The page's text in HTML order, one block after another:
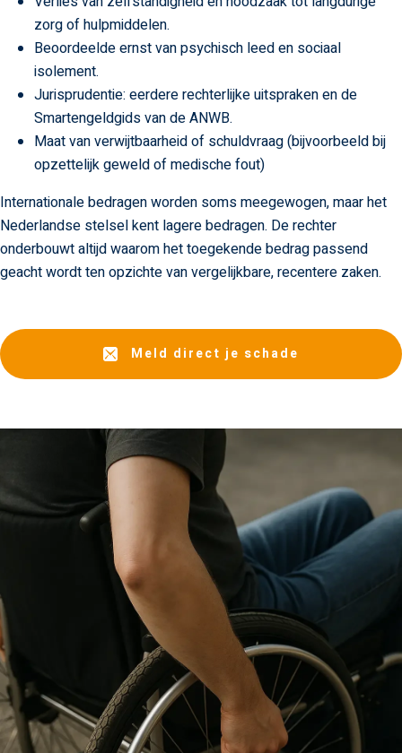
zorg of hulpmiddelen.
Beoordeelde ernst van psychisch leed en sociaal
isolement.
Jurisprudentie: eerdere rechterlijke uitspraken en de
Smartengeldgids van de ANWB.
Maat van verwijtbaarheid of schuldvraag (bijvoorbeeld bij
opzettelijk geweld of medische fout)
Internationale bedragen worden soms meegewogen, maar het
Nederlandse stelsel kent lagere bedragen. De rechter
onderbouwt altijd waarom het toegekende bedrag passend
geacht wordt ten opzichte van vergelijkbare, recentere zaken.
Meld direct je schade